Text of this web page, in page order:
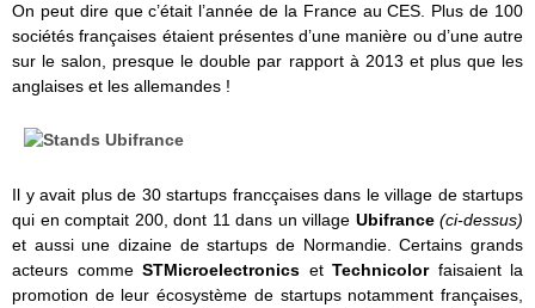
On peut dire que c’était l’année de la France au CES. Plus de 100
sociétés françaises étaient présentes d’une manière ou d’une autre
sur le salon, presque le double par rapport à 2013 et plus que les
anglaises et les allemandes !
Il y avait plus de 30 startups francçaises dans le village de startups
qui en comptait 200, dont 11 dans un village Ubifrance (ci-dessus)
et aussi une dizaine de startups de Normandie. Certains grands
acteurs comme STMicroelectronics et Technicolorfaisaient la
promotion de leur écosystème de startups notamment françaises,